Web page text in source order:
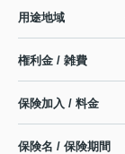
用途地域
権利金 / 雑費
保険加入 / 料金
保険名 / 保険期間